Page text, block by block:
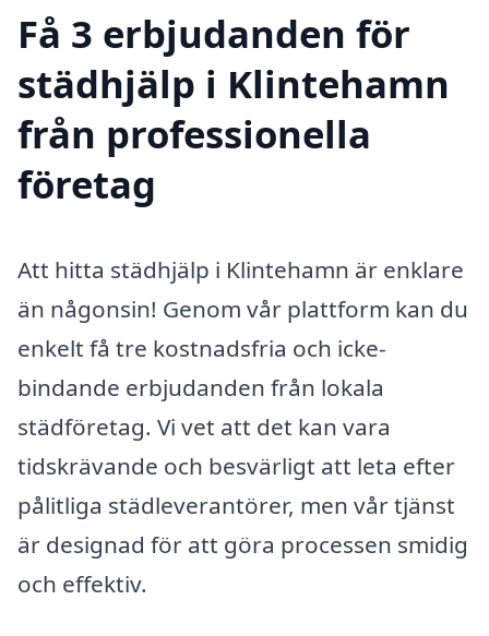
Få 3 erbjudanden för
städhjälp i Klintehamn
från professionella
företag
Att hitta städhjälp i Klintehamn är enklare
än någonsin! Genom vår plattform kan du
enkelt få tre kostnadsfria och icke-
bindande erbjudanden från lokala
städföretag. Vi vet att det kan vara
tidskrävande och besvärligt att leta efter
pålitliga städleverantörer, men vår tjänst
är designad för att göra processen smidig
och effektiv.